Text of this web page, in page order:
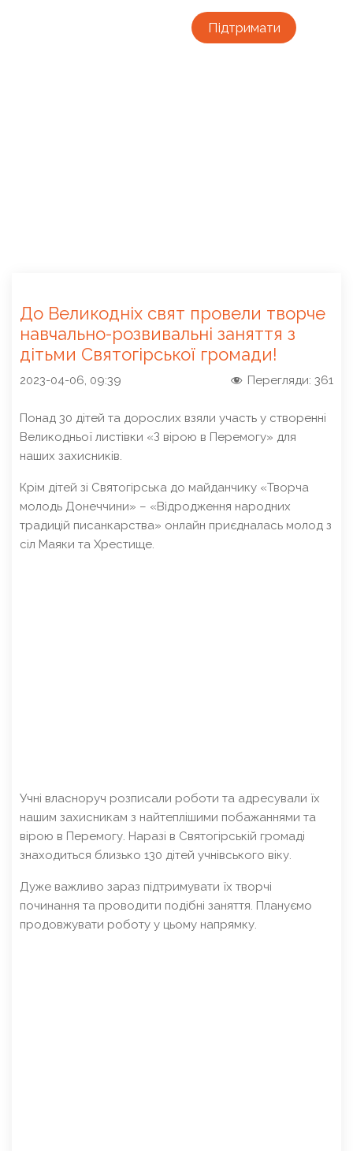
Підтримати
До Великодніх свят провели творче
навчально-розвивальні заняття з
дітьми Святогірської громади!
2023-04-06, 09:39 Перегляди: 361
Понад 30 дітей та дорослих взяли участь у створенні
Великодньої листівки «З вірою в Перемогу» для
наших захисників.
Крім дітей зі Святогірська до майданчику «Творча
молодь Донеччини» – «Відродження народних
традицій писанкарства» онлайн приєдналась молод з
сіл Маяки та Хрестище.
Учні власноруч розписали роботи та адресували їх
нашим захисникам з найтеплішими побажаннями та
вірою в Перемогу. Наразі в Святогірській громаді
знаходиться близько 130 дітей учнівського віку.
Дуже важливо зараз підтримувати їх творчі
починання та проводити подібні заняття. Плануємо
продовжувати роботу у цьому напрямку.